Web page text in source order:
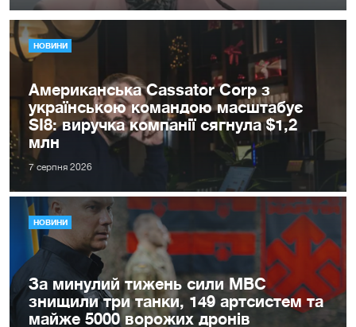
НОВИНИ
Американська Cassator Corp з
українською командою масштабує
SI8: виручка компанії сягнула $1,2
млн
7 серпня 2026
НОВИНИ
За минулий тижень сили МВС
знищили три танки, 149 артсистем та
майже 5000 ворожих дронів